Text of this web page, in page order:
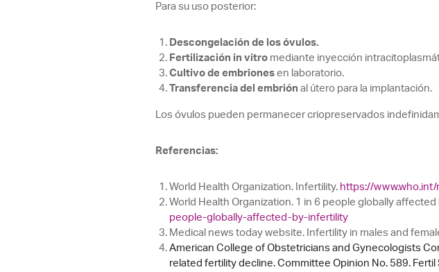
Para su uso posterior:
Descongelación de los óvulos.
Fertilización in vitromediante inyección
Cultivo de embrionesen laboratorio.
Transferencia del embrión al útero para la implantación.
Los óvulos pueden permanecer criopreservados
Referencias:
World Health Organization. Infertility. https://
World Health Organization. 1 in 6 people globally affected
people-globally-affected-by-infertility
Medical news today website. Infertility in males and
American College of Obstetricians and Gynecologists
related fertility decline. Committee Opinion No. 589.